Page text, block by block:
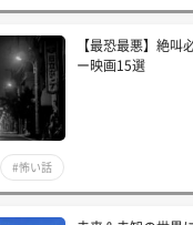
【最恐最悪】絶叫
ー映画15選
#怖い話